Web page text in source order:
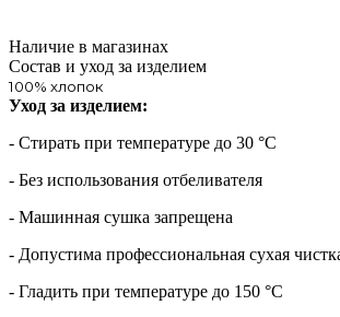
Наличие в магазинах
Состав и уход за изделием
100% хлопок
Уход за изделием:
- Стирать при температуре до 30 °С
- Без использования отбеливателя
- Машинная сушка запрещена
- Допустима профессиональная сухая
- Гладить при температуре до 150 °С